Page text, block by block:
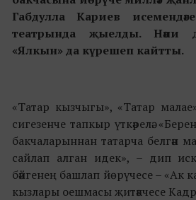
Габдулла Кариев
театрында җыелды. Нәни
«Ялкын» да күрешеп кайтты.
«Татар кызчыгы», «Татар
сигезенче тапкыр үткәрелә.
бакчаларыннан татарча белгән
сайлап алган идек», – дип
бәйгенең башлап йөрүчесе – «Ак
кызлары оешмасы җитәкчесе